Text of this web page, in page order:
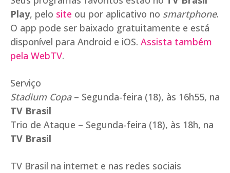
Play, pelo site ou por aplicativo no smartphone.
O app pode ser baixado gratuitamente e está
disponível para Android e iOS. Assista também
pela WebTV.
Serviço
Stadium Copa– Segunda-feira (18), às 16h55, na
TV Brasil
Trio de Ataque – Segunda-feira (18), às 18h, na
TV Brasil
TV Brasil na internet e nas redes sociais